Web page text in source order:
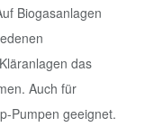
Biogasanlagen
das
Auch für
Pumpen geeignet.